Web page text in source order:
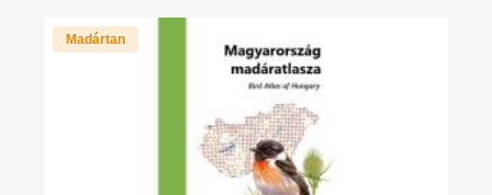
Madártan